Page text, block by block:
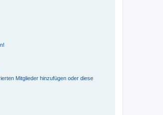
Mitglieder hinzufügen oder diese